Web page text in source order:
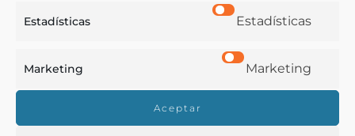
Estadísticas Estadísticas
Marketing Marketing
Aceptar